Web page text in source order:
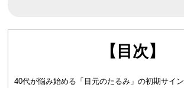
【目次】
40代が悩み始める「目元のたるみ」の初期サイン